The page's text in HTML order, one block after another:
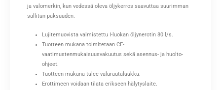
ja valomerkin, kun vedessä oleva öljykerros saavuttaa suurimman
sallitun paksuuden.
Lujitemuovista valmistettu I-luokan öljynerotin 80 l/s.
Tuotteen mukana toimitetaan CE-
vaatimustenmukaisuusvakuutus sekä asennus- ja huolto-
ohjeet.
Tuotteen mukana tulee valurautaluukku.
Erottimeen voidaan tilata erikseen hälytyslaite.